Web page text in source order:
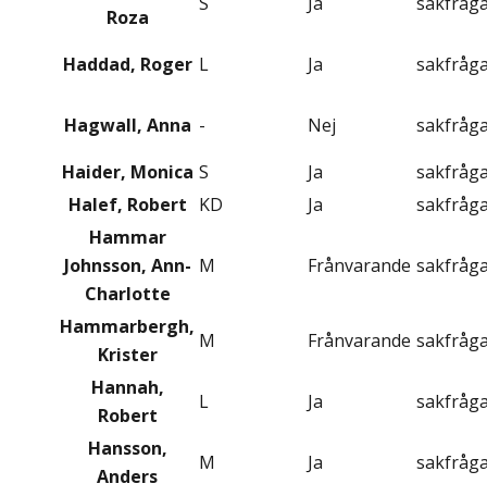
Roza
Haddad, Roger L Ja
Hagwall, Anna - Nej
Haider, Monica S Ja
Halef, Robert KD Ja
Hammar
Johnsson, Ann-
Charlotte
M Frånvarande
Hammarbergh,
Krister
M Frånvarande
Hannah,
Robert
L Ja
Hansson,
Anders
M Ja